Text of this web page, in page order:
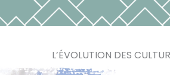
L’ÉVOLUTION DES